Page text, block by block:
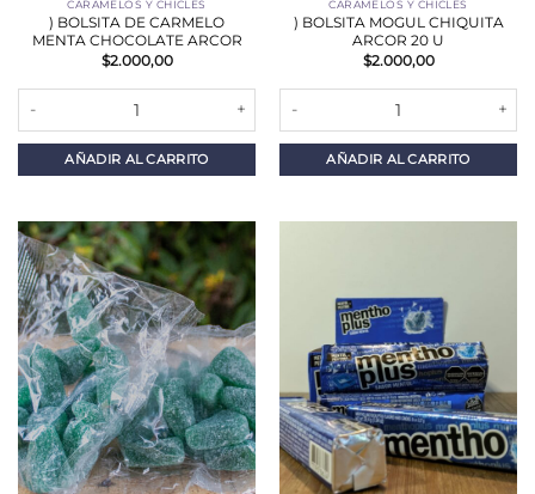
CARAMELOS Y CHICLES
) BOLSITA DE CARMELO
MENTA CHOCOLATE ARCOR
$2.000,00
AÑADIR AL CARRITO
CARAMELOS Y CHICLES
) BOLSITA MOGUL CHIQUITA
ARCOR 20 U
$2.000,00
AÑADIR AL CARRITO